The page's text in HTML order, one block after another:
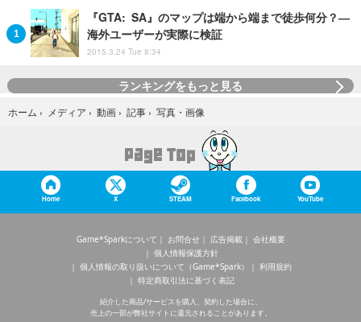
『GTA: SA』のマップは端から端まで徒歩何分？―
海外ユーザーが実際に検証
2015.3.24 Tue 8:34
ランキングをもっと見る
ホーム › メディア › 動画 › 記事 › 写真・画像
Home X STEAM Facebook YouTube
Game*Sparkについて お問合せ 広告掲載
会社概要
個人情報保護方針
個人情報の取り扱いについて（Game*Spark）
利用規約
特定商取引法に基づく表記
紹介した商品/サービスを購入、契約した場合に、
売上の一部が弊社サイトに還元されることがあります。